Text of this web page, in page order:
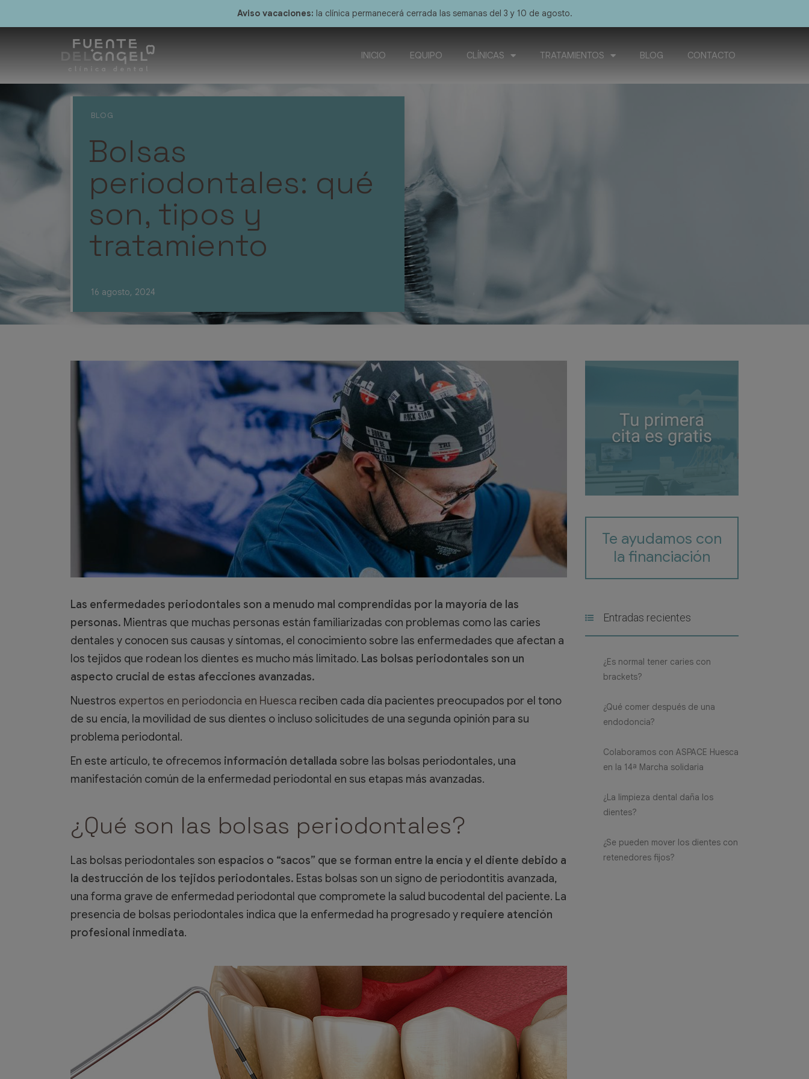
Aviso vacaciones: la clínica permanecerá cerrada las semanas del 3 y 10 de agosto.
INICIO EQUIPO CLÍNICAS TRATAMIENTOS BLOG CONTACTO
Bolsas
periodontales: qué
son, tipos y
tratamiento
16 agosto, 2024
Las enfermedades periodontales son a menudo mal comprendidas por la mayoría de las
personas. Mientras que muchas personas están familiarizadas con problemas como las caries
dentales y conocen sus causas y síntomas, el conocimiento sobre las enfermedades que afectan a
los tejidos que rodean los dientes es mucho más limitado. Las bolsas periodontales son un
aspecto crucial de estas afecciones avanzadas.
Nuestros expertos en periodoncia en Huesca reciben cada día pacientes preocupados por el tono
de su encía, la movilidad de sus dientes o incluso solicitudes de una segunda opinión para su
problema periodontal.
En este artículo, te ofrecemos información detallada sobre las bolsas periodontales, una
manifestación común de la enfermedad periodontal en sus etapas más avanzadas.
¿Qué son las bolsas periodontales?
Las bolsas periodontales son espacios o “sacos” que se forman entre la encía y el diente debido a
la destrucción de los tejidos periodontales. Estas bolsas son un signo de periodontitis avanzada,
una forma grave de enfermedad periodontal que compromete la salud bucodental del paciente. La
presencia de bolsas periodontales indica que la enfermedad ha progresado y requiere atención
profesional inmediata.
Te ayudamos con
la financiación
Entradas recientes
¿Es normal tener caries con
brackets?
¿Qué comer después de una
endodoncia?
Colaboramos con ASPACE Huesca
en la 14ª Marcha solidaria
¿La limpieza dental daña los
dientes?
¿Se pueden mover los dientes con
retenedores fijos?